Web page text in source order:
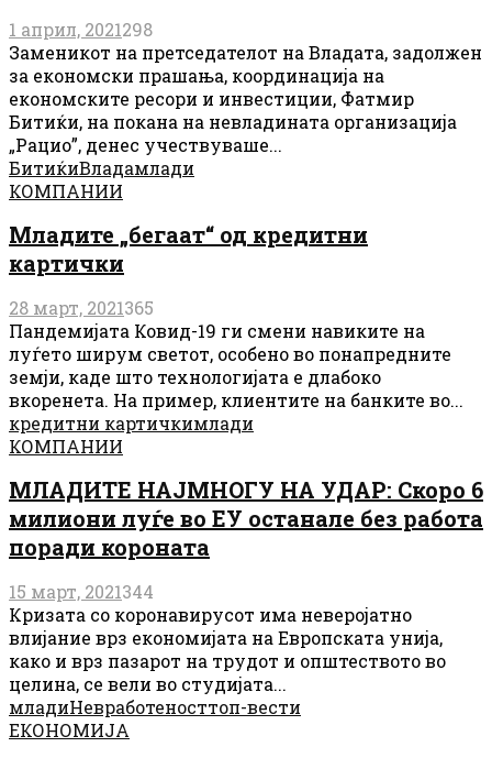
1 април, 2021298
Заменикот на претседателот на Владата, задолжен
за економски прашања, координација на
економските ресори и инвестиции, Фатмир
Битиќи, на покана на невладината организација
„Рацио”, денес учествуваше...
БитиќиВладамлади
КОМПАНИИ
Младите „бегаат“ од кредитни
картички
28 март, 2021365
Пандемијата Ковид-19 ги ​​смени навиките на
луѓето ширум светот, особено во понапредните
земји, каде што технологијата е длабоко
вкоренета. На пример, клиентите на банките во...
кредитни картичкимлади
КОМПАНИИ
МЛАДИТЕ НАЈМНОГУ НА УДАР: Скоро 6
милиони луѓе во ЕУ останале без работа
поради короната
15 март, 2021344
Кризата со коронавирусот има неверојатно
влијание врз економијата на Европската унија,
како и врз пазарот на трудот и општеството во
целина, се вели во студијата...
младиНевработеносттоп-вести
ЕКОНОМИЈА